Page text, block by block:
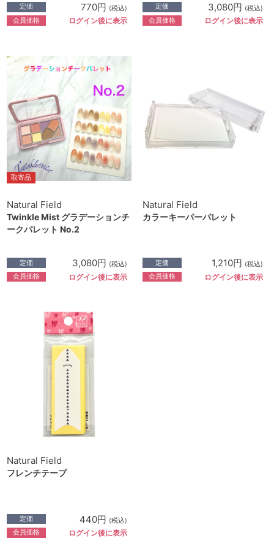
定価 770円 (税込)
会員価格 ログイン後に表示
定価 3,080円 (税込)
会員価格 ログイン後に表示
取寄品
Natural Field
Twinkle Mist グラデーションチ
ークパレット No.2
定価 3,080円 (税込)
会員価格 ログイン後に表示
Natural Field
カラーキーパーパレット
定価 1,210円 (税込)
会員価格 ログイン後に表示
Natural Field
フレンチテープ
定価 440円 (税込)
会員価格 ログイン後に表示